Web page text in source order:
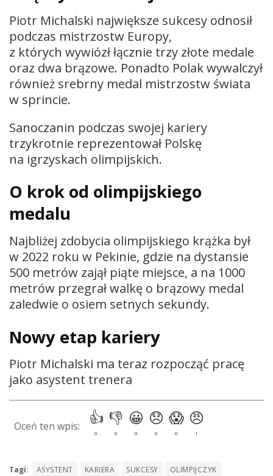
Piotr Michalski największe sukcesy odnosił
podczas mistrzostw Europy,
z których wywiózł łącznie trzy złote medale
oraz dwa brązowe. Ponadto Polak wywalczył
również srebrny medal mistrzostw świata
w sprincie.
Sanoczanin podczas swojej kariery
trzykrotnie reprezentował Polskę
na igrzyskach olimpijskich.
O krok od olimpijskiego
medalu
Najbliżej zdobycia olimpijskiego krążka był
w 2022 roku w Pekinie, gdzie na dystansie
500 metrów zajął piąte miejsce, a na 1000
metrów przegrał walkę o brązowy medal
zaledwie o osiem setnych sekundy.
Nowy etap kariery
Piotr Michalski ma teraz rozpocząć pracę
jako asystent trenera
Tagi: ASYSTENT KARIERA SUKCESY
OLIMPIJCZYK